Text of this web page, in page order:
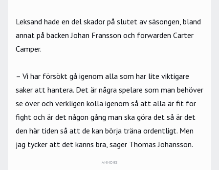
Leksand hade en del skador på slutet av säsongen, bland
annat på backen Johan Fransson och forwarden Carter
Camper.
– Vi har försökt gå igenom alla som har lite viktigare
saker att hantera. Det är några spelare som man behöver
se över och verkligen kolla igenom så att alla är fit for
fight och är det någon gång man ska göra det så är det
den här tiden så att de kan börja träna ordentligt. Men
jag tycker att det känns bra, säger Thomas Johansson.
ANNONS